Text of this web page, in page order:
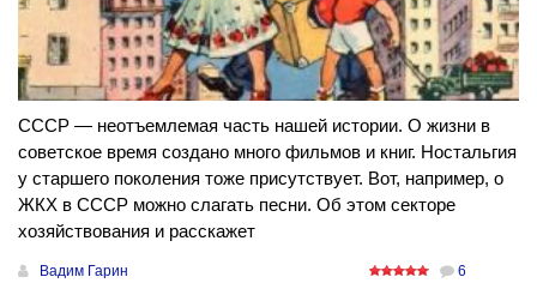
СССР — неотъемлемая часть нашей истории. О жизни в
советское время создано много фильмов и книг. Ностальгия
у старшего поколения тоже присутствует. Вот, например, о
ЖКХ в СССР можно слагать песни. Об этом секторе
хозяйствования и расскажет
Вадим Гарин 6